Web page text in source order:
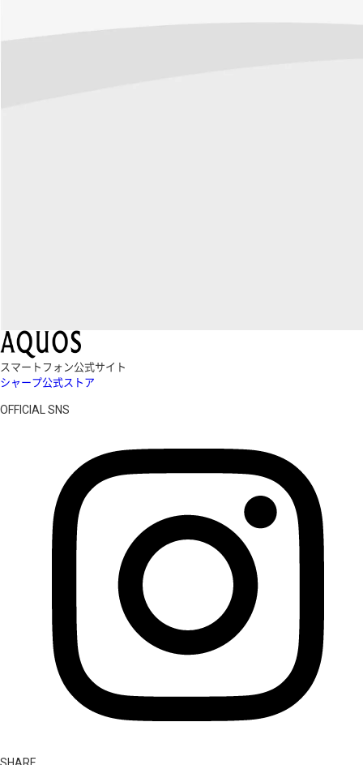
スマートフォン公式サイト
シャープ公式ストア
OFFICIAL SNS
SHARE